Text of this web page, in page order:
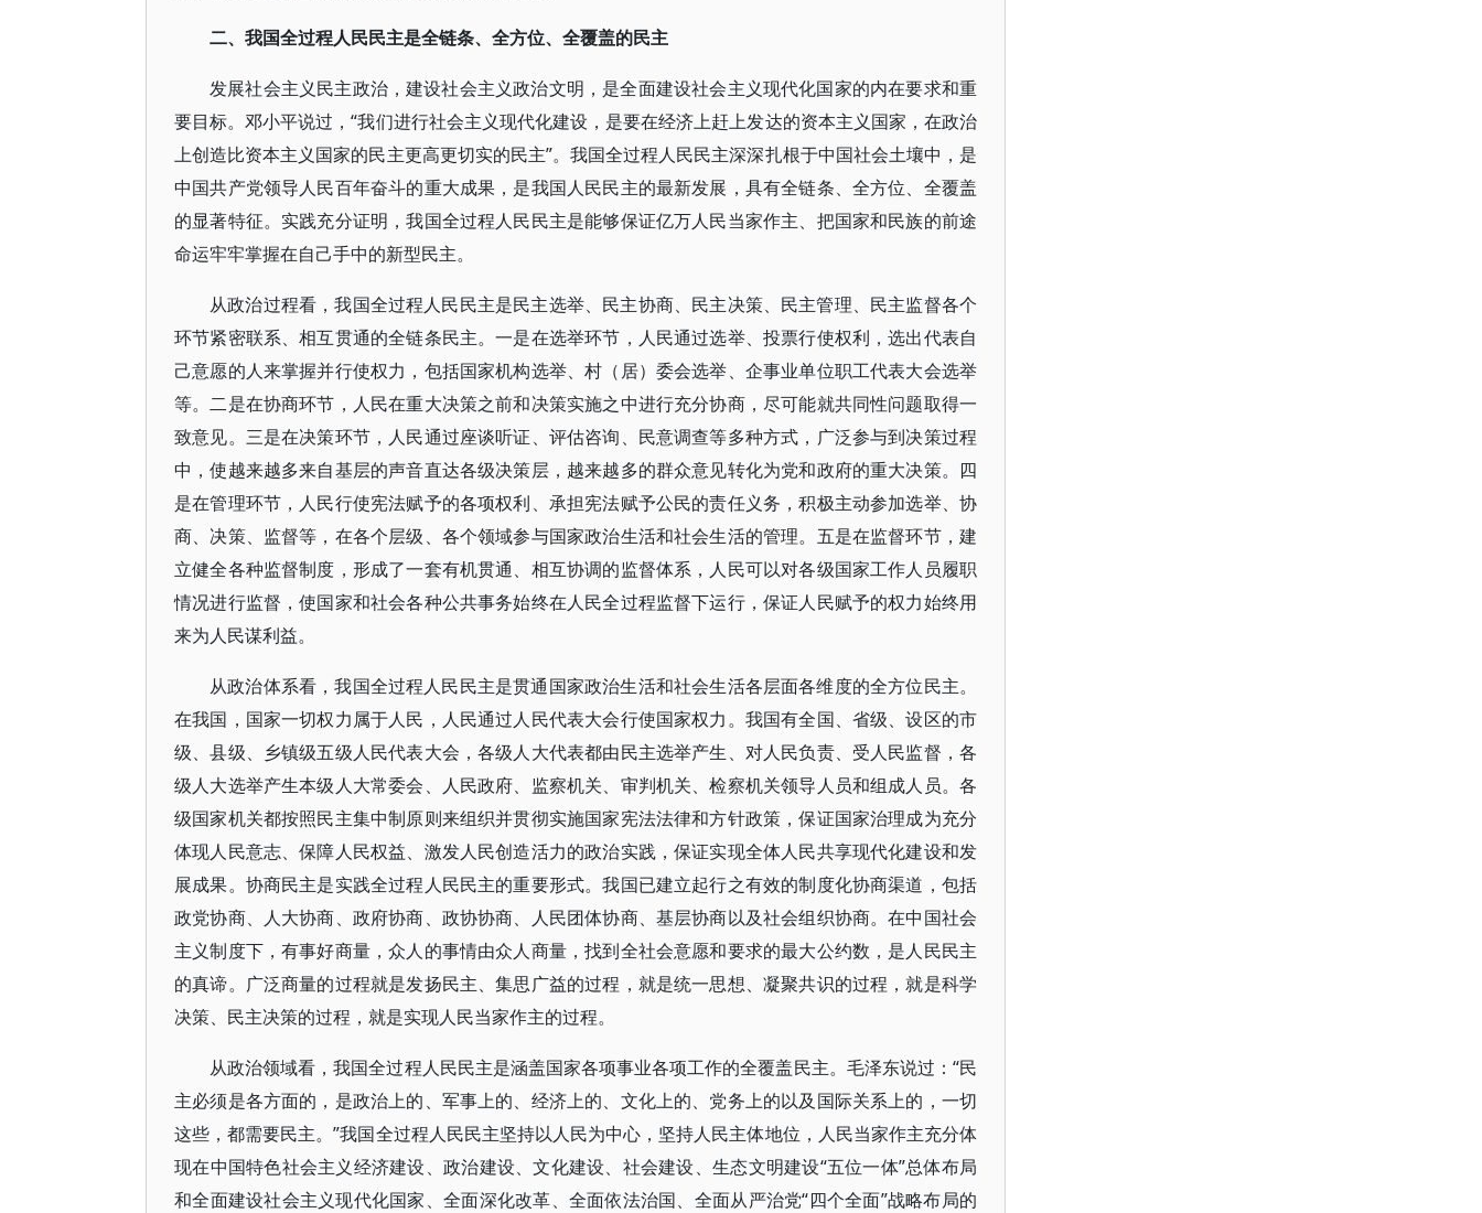
二、我国全过程人民民主是全链条、全方位、全覆盖的民主
发展社会主义民主政治，建设社会主义政治文明，是全面建设社会主义现代化国家的内在要求和重
要目标。邓小平说过，“我们进行社会主义现代化建设，是要在经济上赶上发达的资本主义国家，在政治
上创造比资本主义国家的民主更高更切实的民主”。我国全过程人民民主深深扎根于中国社会土壤中，是
中国共产党领导人民百年奋斗的重大成果，是我国人民民主的最新发展，具有全链条、全方位、全覆盖
的显著特征。实践充分证明，我国全过程人民民主是能够保证亿万人民当家作主、把国家和民族的前途
命运牢牢掌握在自己手中的新型民主。
从政治过程看，我国全过程人民民主是民主选举、民主协商、民主决策、民主管理、民主监督各个
环节紧密联系、相互贯通的全链条民主。一是在选举环节，人民通过选举、投票行使权利，选出代表自
己意愿的人来掌握并行使权力，包括国家机构选举、村（居）委会选举、企事业单位职工代表大会选举
等。二是在协商环节，人民在重大决策之前和决策实施之中进行充分协商，尽可能就共同性问题取得一
致意见。三是在决策环节，人民通过座谈听证、评估咨询、民意调查等多种方式，广泛参与到决策过程
中，使越来越多来自基层的声音直达各级决策层，越来越多的群众意见转化为党和政府的重大决策。四
是在管理环节，人民行使宪法赋予的各项权利、承担宪法赋予公民的责任义务，积极主动参加选举、协
商、决策、监督等，在各个层级、各个领域参与国家政治生活和社会生活的管理。五是在监督环节，建
立健全各种监督制度，形成了一套有机贯通、相互协调的监督体系，人民可以对各级国家工作人员履职
情况进行监督，使国家和社会各种公共事务始终在人民全过程监督下运行，保证人民赋予的权力始终用
来为人民谋利益。
从政治体系看，我国全过程人民民主是贯通国家政治生活和社会生活各层面各维度的全方位民主。
在我国，国家一切权力属于人民，人民通过人民代表大会行使国家权力。我国有全国、省级、设区的市
级、县级、乡镇级五级人民代表大会，各级人大代表都由民主选举产生、对人民负责、受人民监督，各
级人大选举产生本级人大常委会、人民政府、监察机关、审判机关、检察机关领导人员和组成人员。各
级国家机关都按照民主集中制原则来组织并贯彻实施国家宪法法律和方针政策，保证国家治理成为充分
体现人民意志、保障人民权益、激发人民创造活力的政治实践，保证实现全体人民共享现代化建设和发
展成果。协商民主是实践全过程人民民主的重要形式。我国已建立起行之有效的制度化协商渠道，包括
政党协商、人大协商、政府协商、政协协商、人民团体协商、基层协商以及社会组织协商。在中国社会
主义制度下，有事好商量，众人的事情由众人商量，找到全社会意愿和要求的最大公约数，是人民民主
的真谛。广泛商量的过程就是发扬民主、集思广益的过程，就是统一思想、凝聚共识的过程，就是科学
决策、民主决策的过程，就是实现人民当家作主的过程。
从政治领域看，我国全过程人民民主是涵盖国家各项事业各项工作的全覆盖民主。毛泽东说过：“民
主必须是各方面的，是政治上的、军事上的、经济上的、文化上的、党务上的以及国际关系上的，一切
这些，都需要民主。”我国全过程人民民主坚持以人民为中心，坚持人民主体地位，人民当家作主充分体
现在中国特色社会主义经济建设、政治建设、文化建设、社会建设、生态文明建设“五位一体”总体布局
和全面建设社会主义现代化国家、全面深化改革、全面依法治国、全面从严治党“四个全面”战略布局的